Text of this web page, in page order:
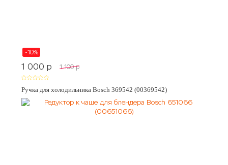
-10%
1 000 p 1 100 p
Ручка для холодильника Bosch 369542 (00369542)